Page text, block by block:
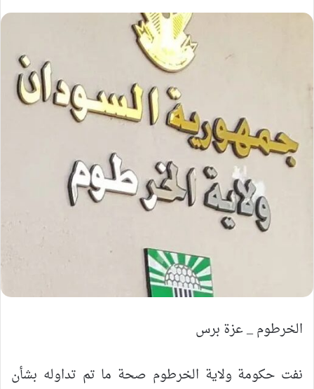
الخرطوم _ عزة برس
نفت حكومة ولاية الخرطوم صحة ما تم تداوله بشأن